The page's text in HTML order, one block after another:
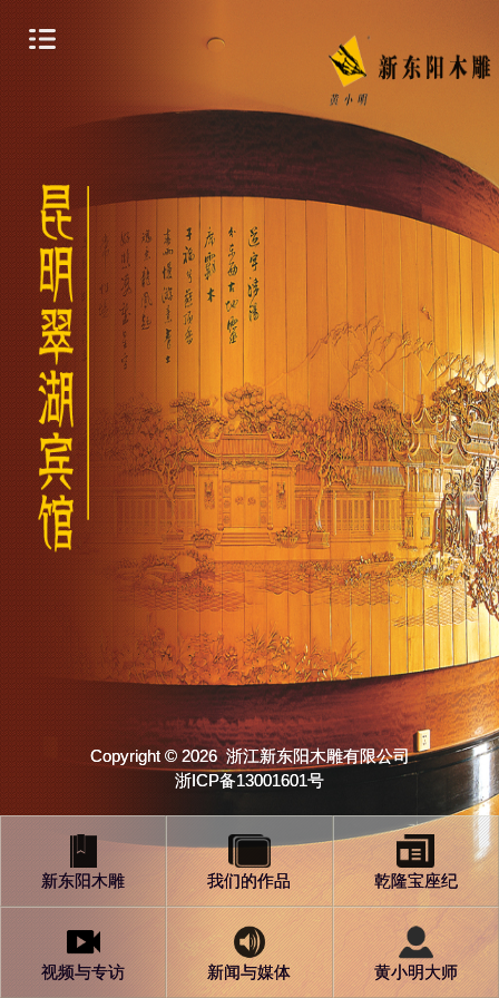
Copyright © 2026 浙江新东阳木雕有限公司
浙ICP备13001601号
新东阳木雕 我们的作品 乾隆宝座纪
视频与专访 新闻与媒体 黄小明大师